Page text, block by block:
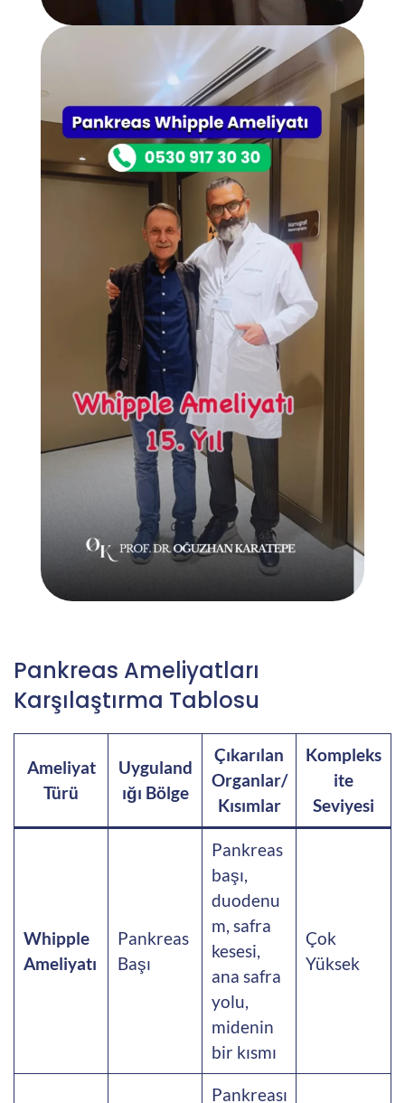
Pankreas Ameliyatları
Karşılaştırma Tablosu
Ameliyat
Türü
Uyguland
ığı Bölge
Çıkarılan
Organlar/
Kısımlar
Kompleks
ite
Seviyesi
Whipple
Ameliyatı
Pankreas
Başı
Pankreas
başı,
duodenu
m, safra
kesesi,
ana safra
yolu,
midenin
bir kısmı
Çok
Yüksek
Pankreası